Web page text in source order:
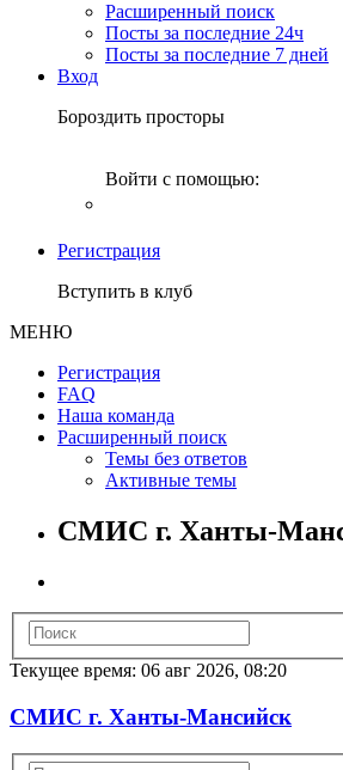
Расширенный поиск
Посты за последние 24ч
Посты за последние 7 дней
Вход
Бороздить просторы
Войти с помощью:
Регистрация
Вступить в клуб
МЕНЮ
Регистрация
FAQ
Наша команда
Расширенный поиск
Темы без ответов
Активные темы
СМИС г. Ханты-
Текущее время: 06 авг 2026, 08:20
СМИС г. Ханты-Мансийск